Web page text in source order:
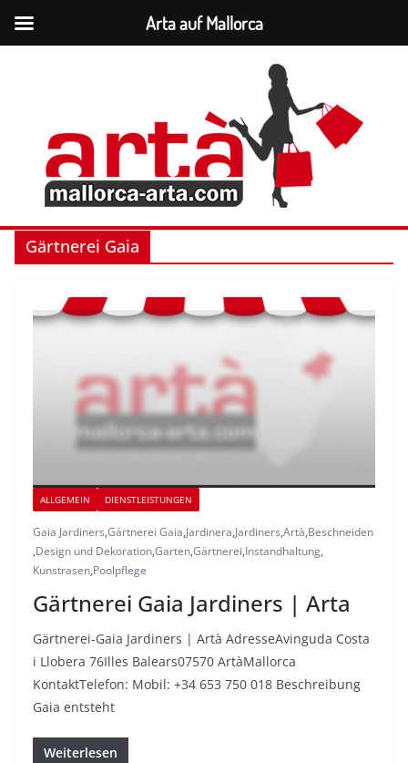
Gärtnerei Gaia
ALLGEMEIN DIENSTLEISTUNGEN
Gaia Jardiners,Gärtnerei Gaia,Jardinera,Jardiners,Artà,Beschneiden
,Design und Dekoration,Garten,Gärtnerei,Instandhaltung,
Kunstrasen,Poolpflege
Gärtnerei Gaia Jardiners | Arta
Gärtnerei-Gaia Jardiners | Artà AdresseAvinguda Costa
i Llobera 76Illes Balears07570 ArtàMallorca
KontaktTelefon: Mobil: +34 653 750 018 Beschreibung
Gaia entsteht
Weiterlesen
Arta auf Mallorca